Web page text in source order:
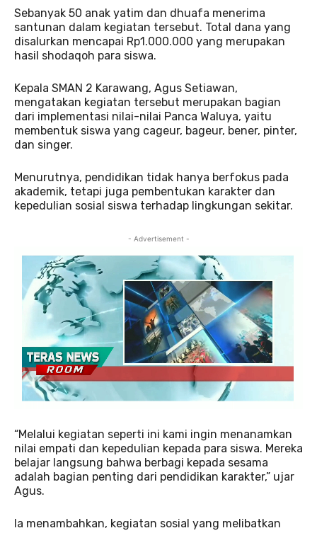
Sebanyak 50 anak yatim dan dhuafa menerima
santunan dalam kegiatan tersebut. Total dana yang
disalurkan mencapai Rp1.000.000 yang merupakan
hasil shodaqoh para siswa.
Kepala SMAN 2 Karawang, Agus Setiawan,
mengatakan kegiatan tersebut merupakan bagian
dari implementasi nilai-nilai Panca Waluya, yaitu
membentuk siswa yang cageur, bageur, bener, pinter,
dan singer.
Menurutnya, pendidikan tidak hanya berfokus pada
akademik, tetapi juga pembentukan karakter dan
kepedulian sosial siswa terhadap lingkungan sekitar.
- Advertisement -
“Melalui kegiatan seperti ini kami ingin menanamkan
nilai empati dan kepedulian kepada para siswa. Mereka
belajar langsung bahwa berbagi kepada sesama
adalah bagian penting dari pendidikan karakter,” ujar
Agus.
Ia menambahkan, kegiatan sosial yang melibatkan